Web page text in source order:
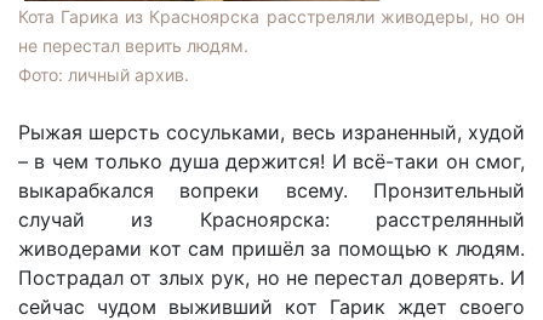
Кота Гарика из Красноярска расстреляли живодеры, но он
не перестал верить людям.
Фото: личный архив.
Рыжая шерсть сосульками, весь израненный, худой
– в чем только душа держится! И всё-таки он смог,
выкарабкался вопреки всему. Пронзительный
случай из Красноярска: расстрелянный
живодерами кот сам пришёл за помощью к людям.
Пострадал от злых рук, но не перестал доверять. И
сейчас чудом выживший кот Гарик ждет своего